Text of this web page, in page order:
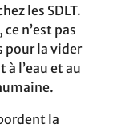
les SDLT.
n’est pas
pour la vider
l’eau et au
la